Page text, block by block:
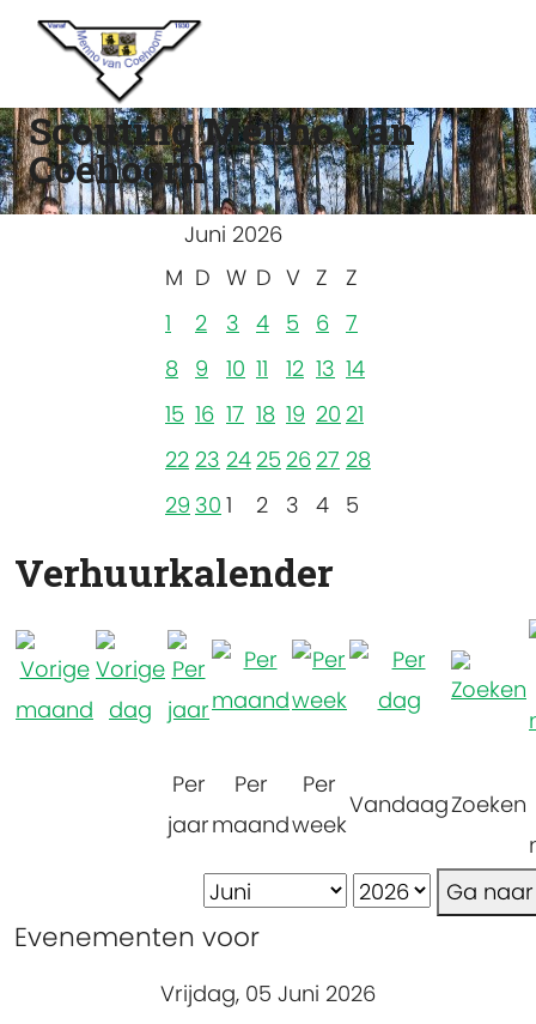
Scouting Menno van
Coehoorn
Juni 2026
M D W D V Z
Z
1
2 3 4 5 6 7
8 9 10 11 12 13 14
15 16 17 18 19 20 21
22 23 24 25 26 27 28
29 30 1 2 3 4 5
Verhuurkalender
Per
jaar
Per
maand
Per
week
VandaagZoeken
Ga
Evenementen voor
Vrijdag, 05 Juni 2026